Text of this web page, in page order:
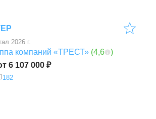
2026 г.
6 107 000 ₽
компаний «ТРЕСТ» (4,6 )
182